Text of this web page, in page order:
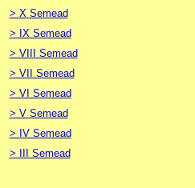
> X Semead
> IX Semead
> VIII Semead
> VII Semead
> VI Semead
> V Semead
> IV Semead
> III Semead